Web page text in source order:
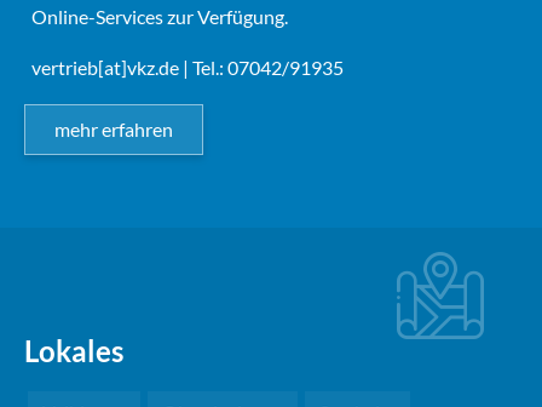
Online-Services zur Verfügung.
vertrieb[at]vkz.de | Tel.: 07042/91935
mehr erfahren
Lokales